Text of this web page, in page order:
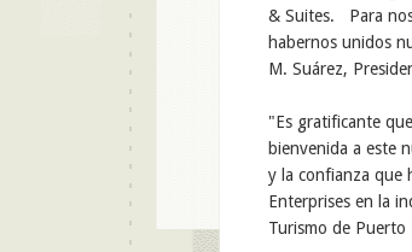
& Suites. Para
habernos unidos
M. Suárez,
"Es gratificante
bienvenida a este
y la confianza que
Enterprises en la
Turismo de